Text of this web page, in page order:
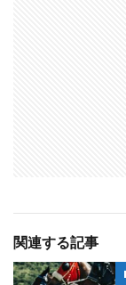
関連する記事